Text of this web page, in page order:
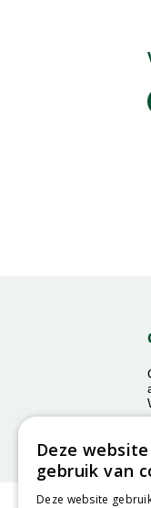
Deze
gebruik van
Deze website